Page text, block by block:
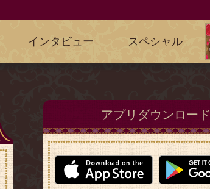
インタビュー スペシャル
アプリダウンロード